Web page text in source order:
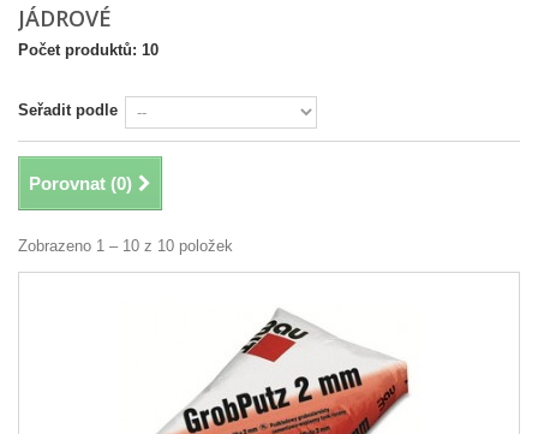
JÁDROVÉ
Počet produktů: 10
Seřadit podle
Porovnat (0)
Zobrazeno 1 – 10 z 10 položek